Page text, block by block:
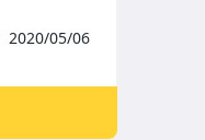
2020/05/06